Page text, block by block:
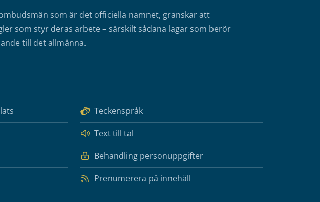
som är det officiella namnet, granskar att
som styr deras arbete – särskilt sådana lagar som berör
till det allmänna.
Teckenspråk
Text till tal
Behandling personuppgifter
Prenumerera på innehåll